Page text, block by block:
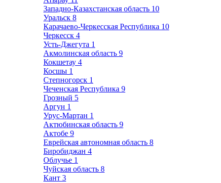
Западно-Казахстанская область 10
Уральск 8
Карачаево-Черкесская Республика 10
Черкесск 4
Усть-Джегута 1
Акмолинская область 9
Кокшетау 4
Косшы 1
Степногорск 1
Чеченская Республика 9
Грозный 5
Аргун 1
Урус-Мартан 1
Актюбинская область 9
Актобе 9
Еврейская автономная область 8
Биробиджан 4
Облучье 1
Чуйская область 8
Кант 3